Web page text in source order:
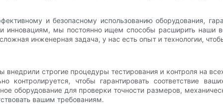
и безопасному использованию оборудования,
инновациям, мы постоянно ищем способы расширить наши
инженерная задача, у нас есть опыт и технологии,
строгие процедуры тестирования и контроля на
контролируется, чтобы гарантировать соответствие
оборудование для проверки точности размеров,
вашим требованиям.